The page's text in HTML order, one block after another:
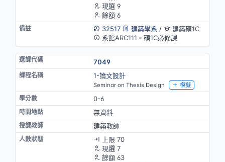
現選 9
餘額 6
32517
建築學系 /
建築碩1C
系館ARC111。碩1C必修課
7049
1-論文設計
Seminar on Thesis Design 模擬
0-6
無資料
建築教師
上限 70
現選 7
餘額 63